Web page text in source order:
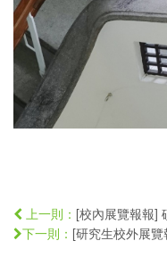
上一則： [校內展覽報報]
下一則： [研究生校外展